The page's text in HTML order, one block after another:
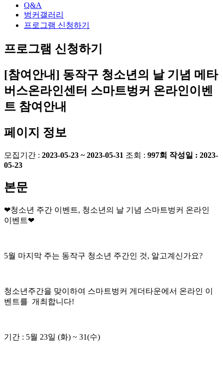
Q&A
벙커갤러리
프로그램 신청하기
프로그램 신청하기
[참여안내] 동작구 청소년의 날 기념 메타
버스온라인센터 스마트벙커 온라인이벤
트 참여안내
페이지 정보
모집기간 : 2023-05-23 ~ 2023-05-31 조회 : 997회 작성일 : 2023-
05-23
본문
❤청소년 주간 이벤트, 청소년의 날 기념 스마트벙커 온라인
이벤트❤
5월 마지막 주는 동작구 청소년 주간인 것, 알고계신가요?
청소년주간을 맞이하여 스마트벙커 게더타운에서 온라인 이
벤트를 개최합니다!
기간 : 5월 23일 (화) ~ 31(수)